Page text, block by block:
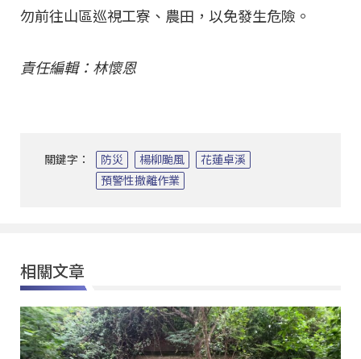
勿前往山區巡視工寮、農田，以免發生危險。
責任編輯：林懷恩
關鍵字： 防災 楊柳颱風
花蓮卓溪
預警性撤離作業
相關文章